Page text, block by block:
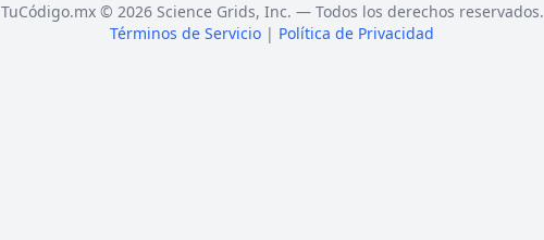
TuCódigo.mx © 2026 Science Grids, Inc. — Todos los derechos reservados.
Términos de Servicio | Política de Privacidad